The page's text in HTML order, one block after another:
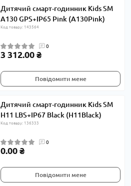
Дитячий смарт-годинник Kids SM
A130 GPS+IP65 Pink (A130Pink)
Код товару: 143564
0
3 312.00 ₴
Повідомити мене
Дитячий смарт-годинник Kids SM
H11 LBS+IP67 Black (H11Black)
Код товару: 136333
0
0.00 ₴
Повідомити мене